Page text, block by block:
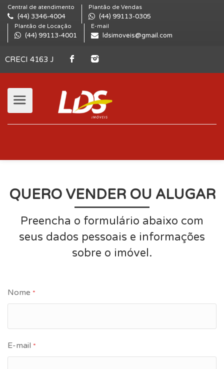
Central de atendimento
(44) 3346-4004
Plantão de Vendas
(44) 99113-0305
Plantão de Locação
(44) 99113-4001
E-mail
ldsimoveis@gmail.com
CRECI 4163 J
QUERO VENDER OU ALUGAR
Preencha o formulário abaixo com
seus dados pessoais e informações
sobre o imóvel.
Nome *
E-mail *